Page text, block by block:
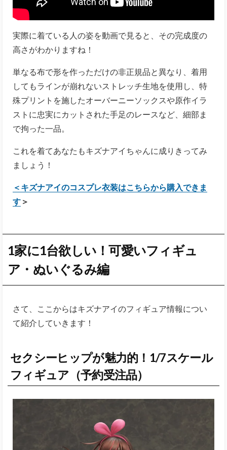
実際に着ている人の姿を動画で見ると、その完成度の
高さがわかりますね！
単なる布で形を作っただけの非正規品と異なり、着用
してもラインが崩れないストレッチ生地を使用し、特
殊プリントを施したオーバーニーソックスや原作イラ
ストに忠実にカットされた手足のレースなど、細部ま
で拘った一品。
これを着てあなたもキズナアイちゃんに成りきってみ
ましょう！
＜キズナアイのコスプレ衣装はこちらから購入できま
す ＞
1家に1台欲しい！可愛いフィギュ
ア・ぬいぐるみ編
さて、ここからはキズナアイのフィギュア情報につい
て紹介していきます！
セクシーヒップが魅力的！1/7スケール
フィギュア（予約受注品）